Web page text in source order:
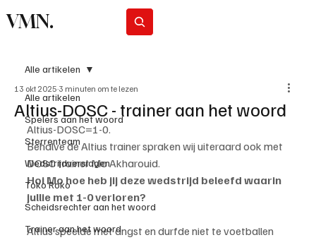
VMN.
Alle artikelen
Spelers aan het woord
Sterrenteam
Wedstrijdverslagen
Toko Roko
Scheidsrechter aan het woord
Trainer aan het woord
Alle artikelen
Altius-DOSC - trainer aan het woord
13 okt 2025 3 minuten om te lezen
Altius-DOSC=1-0.
Behalve de Altius trainer spraken wij uiteraard ook met
DOSC trainer Mo Akharouid.
Hoi Mo hoe heb jij deze wedstrijd beleefd waarin
jullie met 1-0 verloren?
Altius speelde met angst en durfde niet te voetballen